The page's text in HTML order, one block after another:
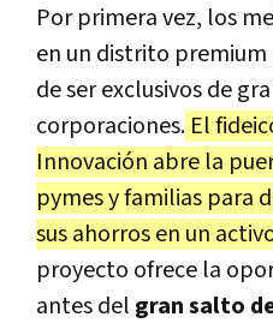
Por primera vez, los
en un distrito premium
de ser exclusivos de
corporaciones. El
Innovación abre la
pymes y familias para
sus ahorros en un
proyecto ofrece la
antes del gran salto